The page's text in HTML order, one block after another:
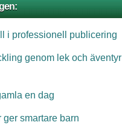
i professionell publicering
genom lek och äventyr
en dag
ger smartare barn